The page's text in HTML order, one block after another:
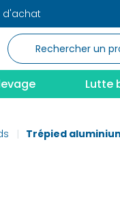
d'achat
Lutte
Trépied